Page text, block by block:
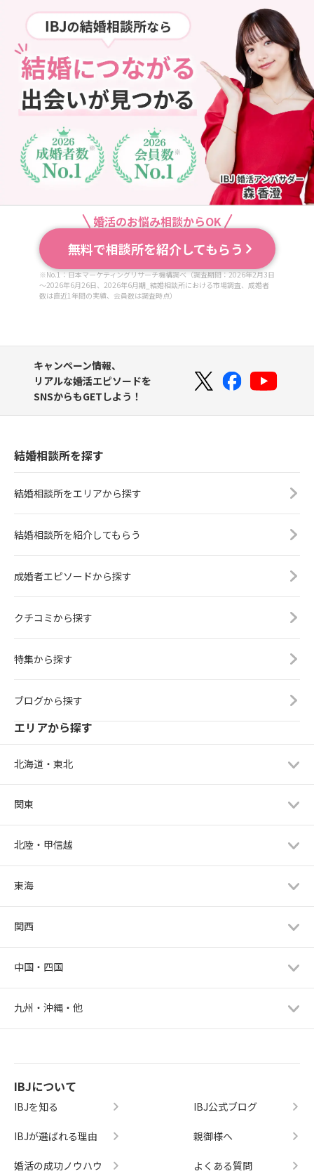
婚活のお悩み相談からOK
無料で相談所を紹介してもらう
※No.1：日本マーケティングリサーチ機構調べ（調査期間：2026年2月3日
～2026年6月26日、2026年6月期_結婚相談所における市場調査、成婚者
数は直近1年間の実績、会員数は調査時点）
キャンペーン情報、
リアルな婚活エピソードを
SNSからもGETしよう！
結婚相談所を探す
結婚相談所をエリアから探す
結婚相談所を紹介してもらう
成婚者エピソードから探す
クチコミから探す
特集から探す
ブログから探す
エリアから探す
北海道・東北
関東
北陸・甲信越
東海
関西
中国・四国
九州・沖縄・他
IBJについて
IBJを知る
IBJが選ばれる理由
婚活の成功ノウハウ
IBJ公式ブログ
親御様へ
よくある質問